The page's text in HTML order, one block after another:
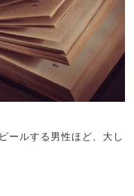
ールする男性ほど、大し